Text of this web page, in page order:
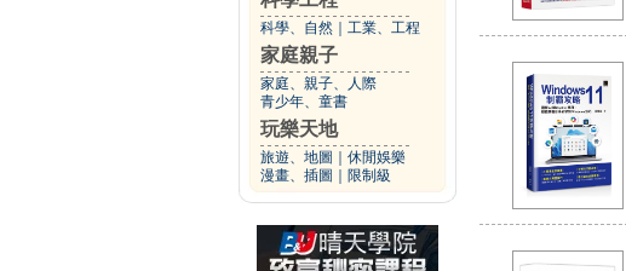
科學、自然 工業、工程
家庭親子
家庭、親子、人際
青少年、童書
玩樂天地
旅遊、地圖
休閒娛樂
漫畫、插圖
限制級